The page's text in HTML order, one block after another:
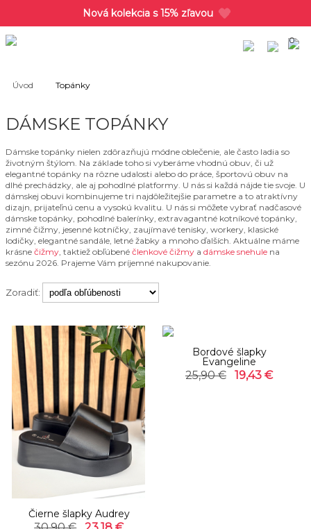
Nová kolekcia s 15% zľavou
0
Úvod Topánky
DÁMSKE TOPÁNKY
Dámske topánky nielen zdôrazňujú módne oblečenie, ale často ladia so
životným štýlom. Na základe toho si vyberáme vhodnú obuv, či už
elegantné topánky na rôzne udalosti alebo do práce, športovú obuv na
dlhé prechádzky, ale aj pohodlné platformy. U nás si každá nájde tie svoje. U
dámskej obuvi kombinujeme tri najdôležitejšie parametre a to atraktívny
dizajn, prijateľnú cenu a vysokú kvalitu. U nás si môžete vybrať nadčasové
dámske topánky, pohodlné balerínky, extravagantné kotníkové topánky,
zimné čižmy, jesenné kotníčky, zaujímavé tenisky, workery, klasické
lodičky, elegantné sandále, letné žabky a mnoho ďalších. Aktuálne máme
krásne čižmy, taktiež obľúbené členkové čižmya dámske snehulena
sezónu 2026. Prajeme Vám príjemné nakupovanie.
Zoradiť:
-25%
Čierne šlapky Audrey
Bordové šlapky
Evangeline
25,90 € 19,43 €